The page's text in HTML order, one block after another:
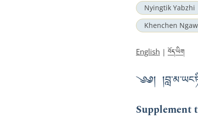
Nyingtik Yabzhi
Khenchen
English | བོད་ཡིག
༄༅།
Supplement